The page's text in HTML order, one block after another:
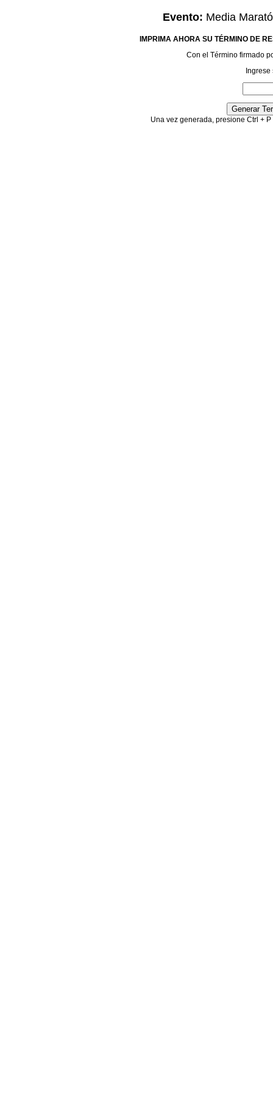
Evento: Media
IMPRIMA AHORA SU TÉRMINO DE
Con el Término firmado
Una vez generada, presione Ctrl +